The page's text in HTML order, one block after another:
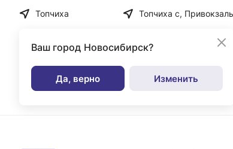
Топчиха
Ваш город Новосибирск?
Да, верно Изменить
Бытовая химия,
парфюмерия и
Каталог